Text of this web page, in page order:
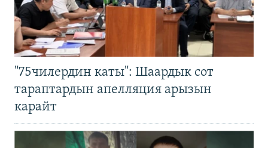
"75чилердин каты": Шаардык сот
тараптардын апелляция арызын
карайт